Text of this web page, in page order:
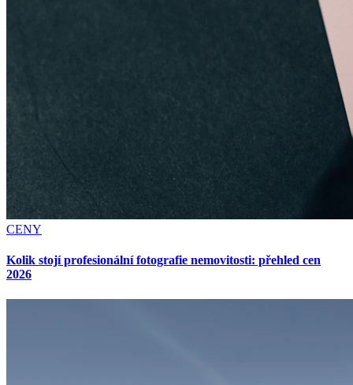
CENY
Kolik stojí profesionální fotografie nemovitosti: přehled cen
2026